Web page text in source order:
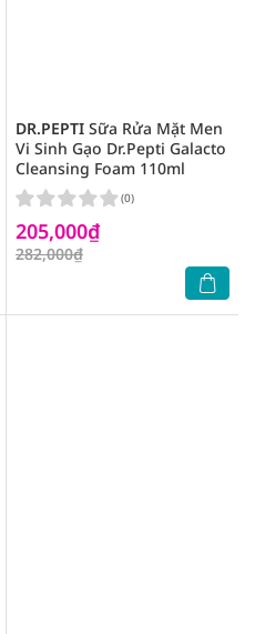
DR.PEPTI Sữa Rửa Mặt Men
Vi Sinh Gạo Dr.Pepti Galacto
Cleansing Foam 110ml
205,000₫
282,000₫
(0)